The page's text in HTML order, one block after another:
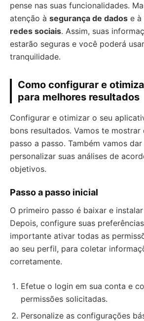
pense nas suas funcionalidades.
atenção à segurança de dados e à
redes sociais. Assim, suas
estarão seguras e você poderá
tranquilidade.
Como configurar e
para melhores resultados
Configurar e otimizar o seu
bons resultados. Vamos te
passo a passo. Também vamos
personalizar suas análises de
objetivos.
Passo a passo inicial
O primeiro passo é baixar e
Depois, configure suas
importante ativar todas as
ao seu perfil, para coletar
corretamente.
Efetue o login em sua conta e
permissões solicitadas.
Personalize as configurações